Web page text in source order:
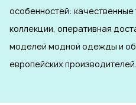
особенностей:
коллекции, оперативная
моделей модной одежды и
европейских производителей.